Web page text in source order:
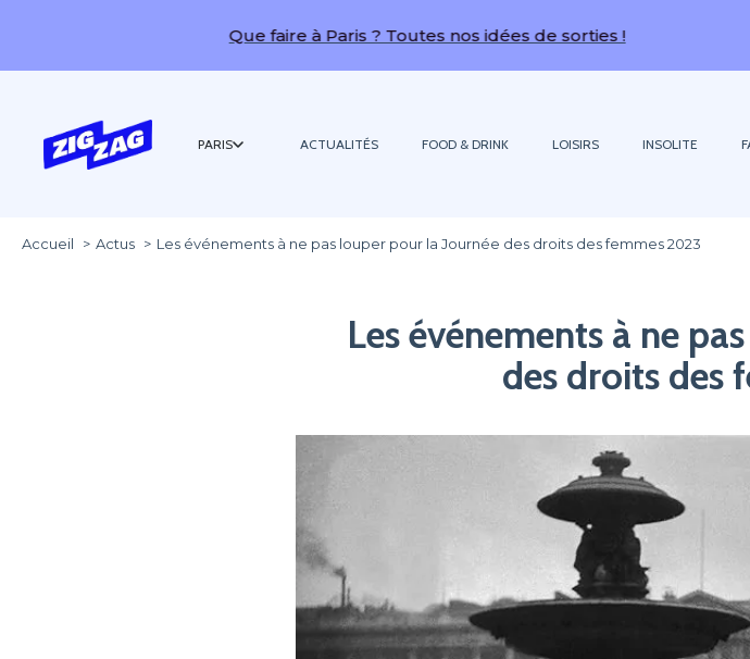
Que faire à Paris ? Toutes nos idées de sorties !
PARIS ACTUALITÉS FOOD & DRINK LOISIRS INSOLITE
Accueil Actus Les événements à ne pas louper pour la Journée des droits des femmes 2023
Les événements à ne
des droits des